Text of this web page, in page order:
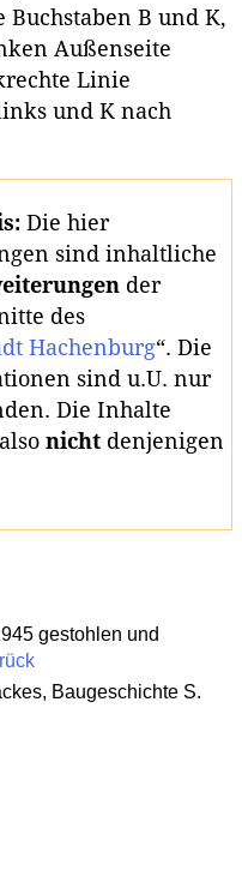
Buchstaben B und K,
Außenseite
Linie
und K nach
Die hier
sind inhaltliche
der
des
Hachenburg“. Die
sind u.U. nur
Die Inhalte
nicht denjenigen
gestohlen und
Baugeschichte S.